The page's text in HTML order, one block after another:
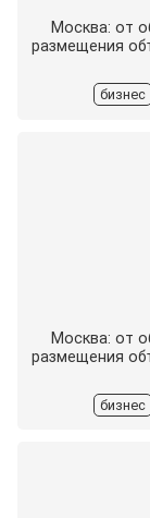
Москва: от
размещения
бизнес
Москва: от
размещения
бизнес